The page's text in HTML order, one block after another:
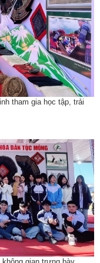
tham gia học tập, trải